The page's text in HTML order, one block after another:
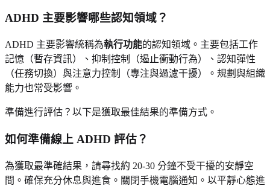
ADHD 主要影響哪些認知領域？
ADHD 主要影響統稱為執行功能的認知領域。主要包括工作
記憶（暫存資訊）、抑制控制（遏止衝動行為）、認知彈性
（任務切換）與注意力控制（專注與過濾干擾）。規劃與組織
能力也常受影響。
準備進行評估？以下是獲取最佳結果的準備方式。
如何準備線上 ADHD 評估？
為獲取最準確結果，請尋找約 20-30 分鐘不受干擾的安靜空
間。確保充分休息與進食。關閉手機電腦通知。以平靜心態進